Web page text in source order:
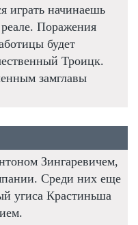
играть начинаешь
Поражения
будет
Троицк.
замглавы
Зингаревичем,
Среди них еще
угиса Крастиньша